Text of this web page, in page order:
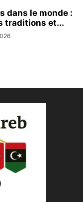
dans le monde :
traditions et...